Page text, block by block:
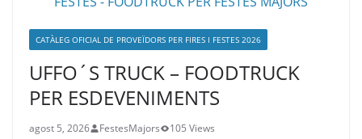
CATÀLEG OFICIAL DE PROVEÏDORS PER FIRES I FESTES 2026
UFFO´S TRUCK – FOODTRUCK
PER ESDEVENIMENTS
agost 5, 2026 FestesMajors 105 Views